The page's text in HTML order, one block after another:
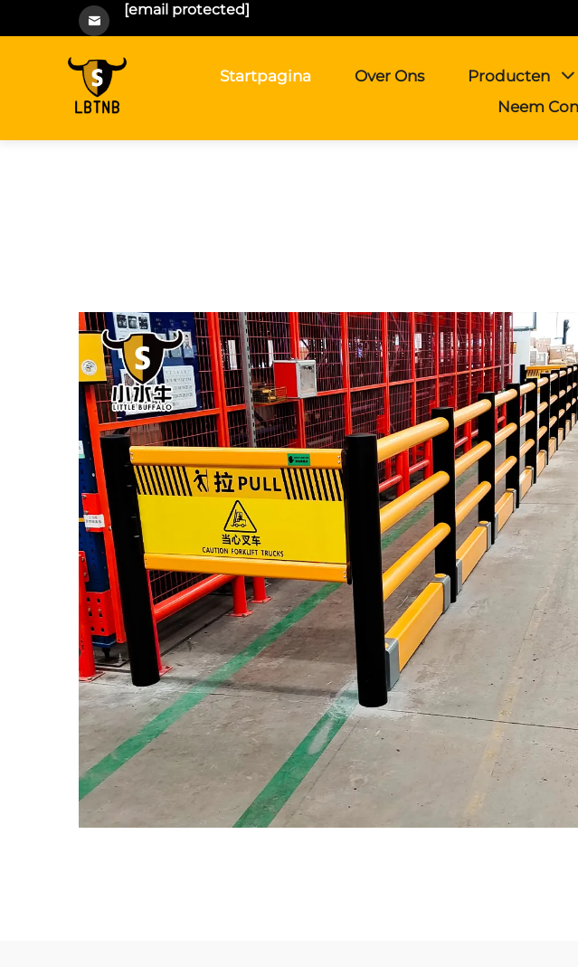
[email protected]
Startpagina Over Ons Producten
Neem